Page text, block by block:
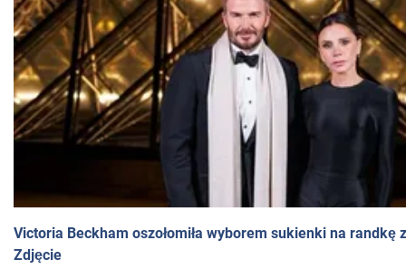
Victoria Beckham oszołomiła wyborem sukienki na randkę
Zdjęcie